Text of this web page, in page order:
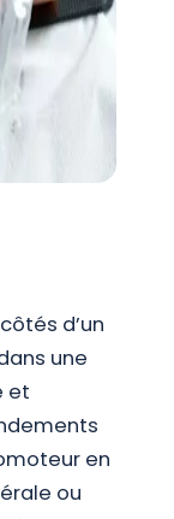
d’un
une
et
en
ou